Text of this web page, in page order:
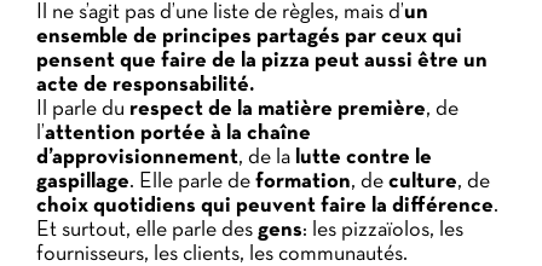
Il ne s’agit pas d’une liste de règles, mais d’un
ensemble de principes partagés par ceux qui
pensent que faire de la pizza peut aussi être un
acte de responsabilité.
Il parle du respect de la matière première, de
l’attention portée à la chaîne
d’approvisionnement, de la lutte contre le
gaspillage. Elle parle de formation, de culture, de
choix quotidiens qui peuvent faire la différence.
Et surtout, elle parle des gens: les pizzaïolos, les
fournisseurs, les clients, les communautés.